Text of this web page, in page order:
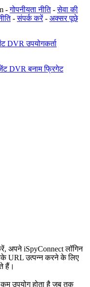
-गोपनीयता नीति-सेवा की
-संपर्क करें- अक्सर पूछे
DVR उपयोगकर्ता
DVR बनाम फ्रिगेट
अपने iSpyConnect लॉगिन
URL उत्पन्न करने के लिए
हैं।
उपयोग होता है जब तक